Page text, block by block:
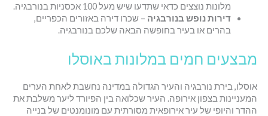
מלונות נוצצים כדאי שתדעו שיש מעל 100 אכסניות בנורבגיה.
דירות נופש בנורבגיה – שכרו דירה באזורים הכפריים,
בהרים או בעיר בחופשה הבאה שלכם בנורבגיה.
מבצעים חמים במלונות באוסלו
אוסלו, בירת נורבגיה והעיר הגדולה במדינה נחשבת לאחת הערים
המעניינות בצפון אירופה. העיר שכלואה בין הפיורד ליער משלבת את
ההדר והיופי של עיר אירופאית מסורתית עם מונומנטים של בנייה